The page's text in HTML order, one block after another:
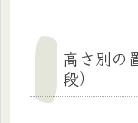
高さ別の
段）